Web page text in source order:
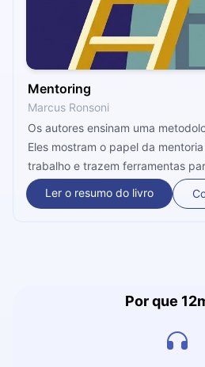
Mentoring
Marcus Ronsoni
Os autores ensinam uma
Eles mostram o papel da
trabalho e trazem ferramentas
próprias experiências como base.
Ler o resumo do livro
Por que